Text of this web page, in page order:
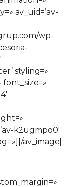
av_uid=’av-
wp-
styling=»
font_size=»
k2ugmpo0′
av_image]